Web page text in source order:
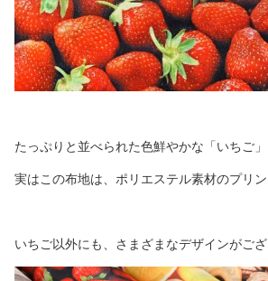
たっぷりと並べられた色鮮やかな「いちご」
実はこの布地は、ポリエステル素材のプリン
いちご以外にも、さまざまなデザインがござ